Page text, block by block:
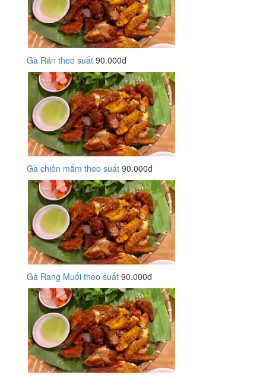
Gà Rán theo suất 90.000đ
Gà chiên mắm theo suất 90.000đ
Gà Rang Muối theo suất 90.000đ